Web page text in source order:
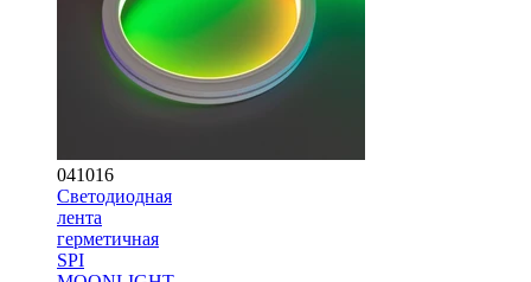
041016
Светодиодная
лента
герметичная
SPI